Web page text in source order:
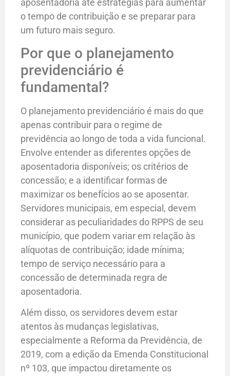
aposentadoria até estratégias para aumentar
o tempo de contribuição e se preparar para
um futuro mais seguro.
Por que o planejamento
previdenciário é
fundamental?
O planejamento previdenciário é mais do que
apenas contribuir para o regime de
previdência ao longo de toda a vida funcional.
Envolve entender as diferentes opções de
aposentadoria disponíveis; os critérios de
concessão; e a identificar formas de
maximizar os benefícios ao se aposentar.
Servidores municipais, em especial, devem
considerar as peculiaridades do RPPS de seu
município, que podem variar em relação às
alíquotas de contribuição; idade mínima;
tempo de serviço necessário para a
concessão de determinada regra de
aposentadoria.
Além disso, os servidores devem estar
atentos às mudanças legislativas,
especialmente a Reforma da Previdência, de
2019, com a edição da Emenda Constitucional
nº 103, que impactou diretamente os